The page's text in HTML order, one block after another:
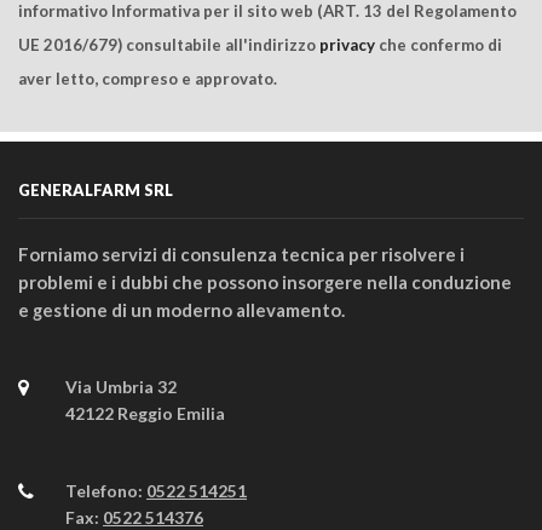
informativo Informativa per il sito web (ART. 13 del Regolamento
UE 2016/679) consultabile all'indirizzo privacy che confermo di
aver letto, compreso e approvato.
GENERALFARM SRL
Forniamo servizi di consulenza tecnica per risolvere i
problemi e i dubbi che possono insorgere nella conduzione
e gestione di un moderno allevamento.
Via Umbria 32
42122 Reggio Emilia
Telefono: 0522 514251
Fax: 0522 514376